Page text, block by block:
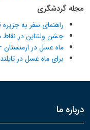
مجله گردشگری
راهنمای سفر به جزیره
جشن ولنتاین در نقاط
ماه عسل در ارمنستان
برای ماه عسل در
درباره ما